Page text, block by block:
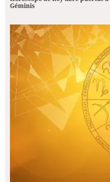
Géminis